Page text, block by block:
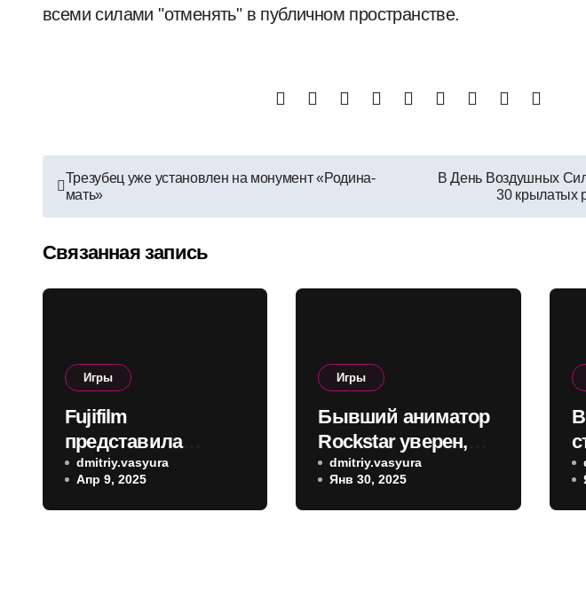
всеми силами "отменять" в публичном пространстве.
Навигация
по
записям
Трезубец уже установлен на монумент «Родина-
мать»
В День Воздушных
30 крылатых
Связанная запись
Игры
Fujifilm
представила
камеру с
мгновенной
печатью Instax Mini
dmitriy.vasyura
Апр 9, 2025
Игры
Бывший аниматор
Rockstar уверен,
что GTA 6 будет
работать в 30 FPS
на консолях, а 60
dmitriy.vasyura
Янв 30, 2025